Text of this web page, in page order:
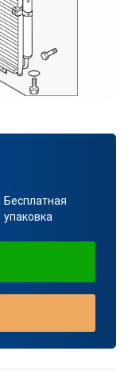
Бесплатная
упаковка